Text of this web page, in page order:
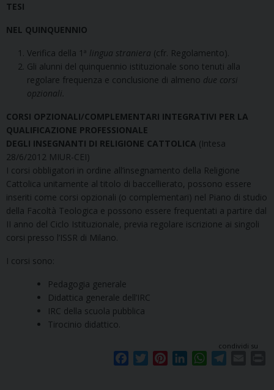
TESI
NEL QUINQUENNIO
Verifica della 1ª lingua straniera (cfr. Regolamento).
Gli alunni del quinquennio istituzionale sono tenuti alla
regolare frequenza e conclusione di almeno due corsi
opzionali.
CORSI OPZIONALI/COMPLEMENTARI INTEGRATIVI PER LA
QUALIFICAZIONE PROFESSIONALE
DEGLI INSEGNANTI DI RELIGIONE CATTOLICA (Intesa
28/6/2012 MIUR-CEI)
I corsi obbligatori in ordine all’insegnamento della Religione
Cattolica unitamente al titolo di baccellierato, possono essere
inseriti come corsi opzionali (o complementari) nel Piano di studio
della Facoltà Teologica e possono essere frequentati a partire dal
II anno del Ciclo Istituzionale, previa regolare iscrizione ai singoli
corsi presso l’ISSR di Milano.
I corsi sono:
Pedagogia generale
Didattica generale dell’IRC
IRC della scuola pubblica
Tirocinio didattico.
condividi su
W